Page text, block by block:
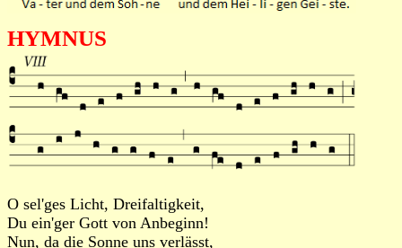
HYMNUS
O sel'ges Licht, Dreifaltigkeit,
Du ein'ger Gott von Anbeginn!
Nun, da die Sonne uns verlässt,